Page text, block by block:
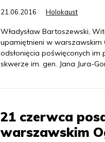
21.06.2016 Holokaust
Władysław Bartoszewski,
upamiętnieni w warszawskim
odsłonięcia poświęconych
skwerze im. gen. Jana Jura-
21 czerwca
warszawskim